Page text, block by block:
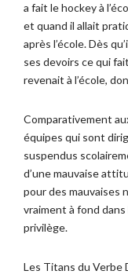
a fait le hockey à
et quand il allait
après l’école. Dès
ses devoirs ce qui
revenait à l’école,
Comparativement
équipes qui sont
suspendus
d’une mauvaise
pour des mauvaises
vraiment à fond
privilège.
Les Titans du Verbe